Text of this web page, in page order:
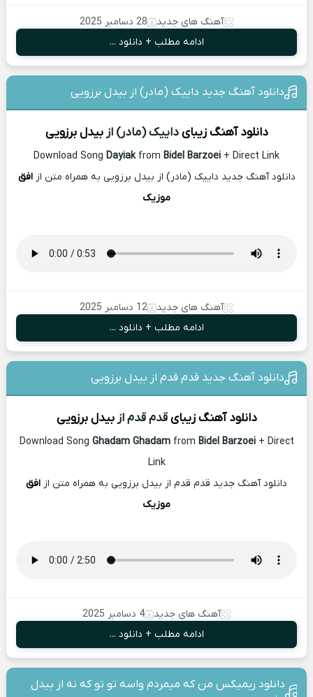
آهنگ های جدید
28 دسامبر 2025
ادامه مطلب + دانلود ...
دانلود آهنگ جدید داییک (مادر) از بیدل برزویی
دانلود آهنگ زیبای داییک (مادر) ازبیدل برزویی
Download Song Dayiakfrom Bidel Barzoei + Direct Link
دانلود آهنگ جدید داییک (مادر) از بیدل برزویی به همراه متن ازافق
موزیک
آهنگ های جدید
12 دسامبر 2025
ادامه مطلب + دانلود ...
دانلود آهنگ جدید قدم قدم از بیدل برزویی
دانلود آهنگ زیبای قدم قدم ازبیدل برزویی
Download Song Ghadam Ghadamfrom Bidel Barzoei+ Direct
Link
دانلود آهنگ جدید قدم قدم از بیدل برزویی به همراه متن از افق
موزیک
آهنگ های جدید
4 دسامبر 2025
ادامه مطلب + دانلود ...
دانلود ریمیکس من که میمردم واسه تو تو که نه از بیدل